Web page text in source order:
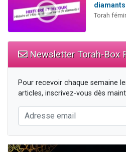
diamants
Torah
Newsletter Torah-Box
Pour recevoir chaque semaine
articles, inscrivez-vous dès